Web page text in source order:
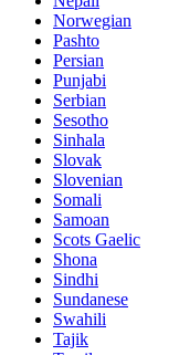
Norwegian
Pashto
Persian
Punjabi
Serbian
Sesotho
Sinhala
Slovak
Slovenian
Somali
Samoan
Scots Gaelic
Shona
Sindhi
Sundanese
Swahili
Tajik